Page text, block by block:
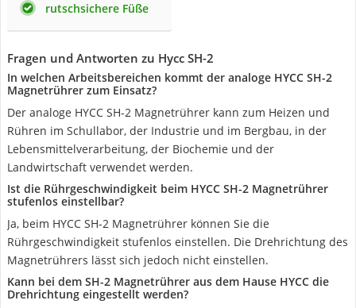
rutschsichere Füße
Fragen und Antworten zu Hycc SH-2
In welchen Arbeitsbereichen kommt der analoge HYCC SH-2
Magnetrührer zum Einsatz?
Der analoge HYCC SH-2 Magnetrührer kann zum Heizen und
Rühren im Schullabor, der Industrie und im Bergbau, in der
Lebensmittelverarbeitung, der Biochemie und der
Landwirtschaft verwendet werden.
Ist die Rührgeschwindigkeit beim HYCC SH-2 Magnetrührer
stufenlos einstellbar?
Ja, beim HYCC SH-2 Magnetrührer können Sie die
Rührgeschwindigkeit stufenlos einstellen. Die Drehrichtung des
Magnetrührers lässt sich jedoch nicht einstellen.
Kann bei dem SH-2 Magnetrührer aus dem Hause HYCC die
Drehrichtung eingestellt werden?